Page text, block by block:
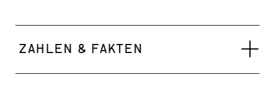
Zahlen & Fakten